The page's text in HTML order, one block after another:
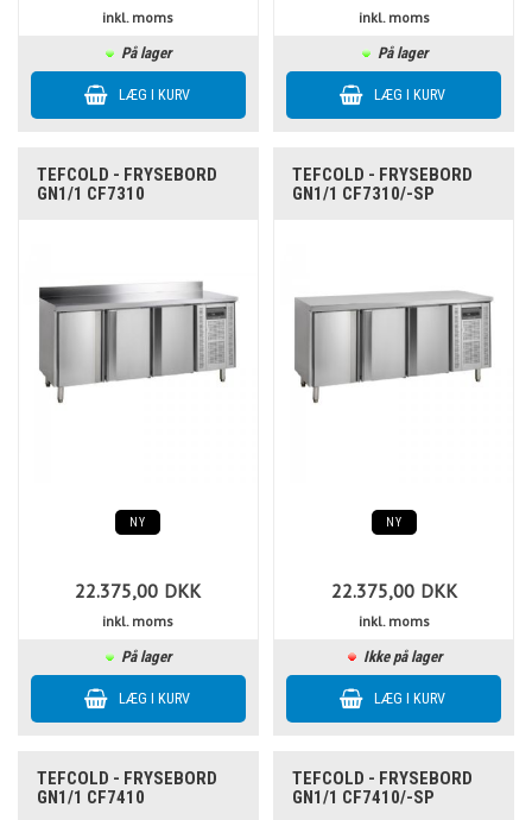
inkl. moms
På lager
inkl. moms
På lager
TEFCOLD - FRYSEBORD
GN1/1 CF7310
NY
22.375,00 DKK
inkl. moms
På lager
TEFCOLD - FRYSEBORD
GN1/1 CF7310/-SP
NY
22.375,00 DKK
inkl. moms
Ikke på lager
TEFCOLD - FRYSEBORD
GN1/1 CF7410
TEFCOLD - FRYSEBORD
GN1/1 CF7410/-SP